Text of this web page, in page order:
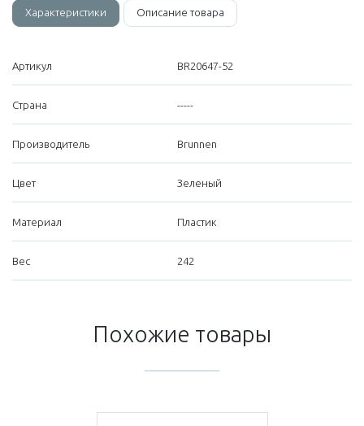
Характеристики Описание товара
Артикул BR20647-52
Страна -----
Производитель Brunnen
Цвет Зеленый
Материал Пластик
Вес 242
Похожие товары